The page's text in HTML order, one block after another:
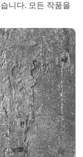
니다. 모든 작품을